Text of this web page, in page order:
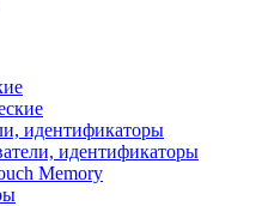
идентификаторы
идентификаторы
Memory